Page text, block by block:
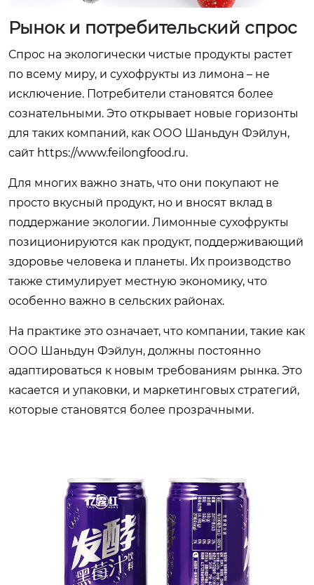
Рынок и потребительский спрос
Спрос на экологически чистые продукты растет
по всему миру, и сухофрукты из лимона – не
исключение. Потребители становятся более
сознательными. Это открывает новые горизонты
для таких компаний, как ООО Шаньдун Фэйлун,
сайт https://www.feilongfood.ru.
Для многих важно знать, что они покупают не
просто вкусный продукт, но и вносят вклад в
поддержание экологии. Лимонные сухофрукты
позиционируются как продукт, поддерживающий
здоровье человека и планеты. Их производство
также стимулирует местную экономику, что
особенно важно в сельских районах.
На практике это означает, что компании, такие как
ООО Шаньдун Фэйлун, должны постоянно
адаптироваться к новым требованиям рынка. Это
касается и упаковки, и маркетинговых стратегий,
которые становятся более прозрачными.